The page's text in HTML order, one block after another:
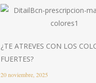
¿TE ATREVES CON LOS
FUERTES?
20 noviembre, 2025